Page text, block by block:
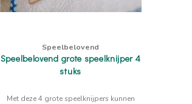
Speelbelovend
Speelbelovend grote speelknijper 4
stuks
Met deze 4 grote speelknijpers kunnen